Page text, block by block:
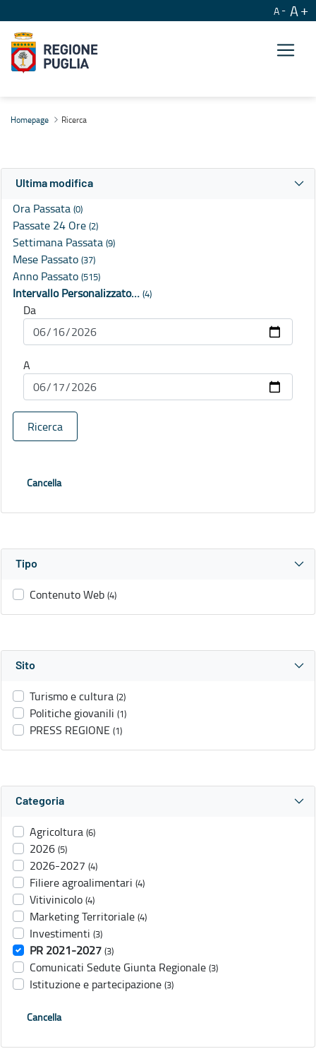
A A
Homepage Ricerca
Ultima modifica
Ora Passata (0)
Passate 24 Ore (2)
Settimana Passata (9)
Mese Passato (37)
Anno Passato (515)
Intervallo Personalizzato… (4)
Da
A
Ricerca
Cancella
Tipo
Contenuto Web (4)
Sito
Turismo e cultura (2)
Politiche giovanili (1)
PRESS REGIONE (1)
Categoria
Agricoltura (6)
2026 (5)
2026-2027 (4)
Filiere agroalimentari (4)
Vitivinicolo (4)
Marketing Territoriale (4)
Investimenti (3)
PR 2021-2027 (3)
Comunicati Sedute Giunta Regionale (3)
Istituzione e partecipazione (3)
Cancella